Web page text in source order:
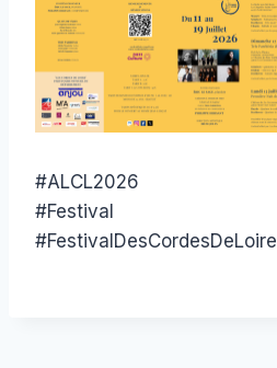
#ALCL2026
#Festival
#FestivalDesCordesDeLoire